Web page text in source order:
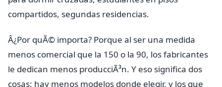
compartidos, segundas residencias.
Â¿Por quÃ© importa? Porque al ser una medida
menos comercial que la 150 o la 90, los fabricantes
le dedican menos producciÃ³n. Y eso significa dos
cosas: hay menos modelos donde elegir, y los que